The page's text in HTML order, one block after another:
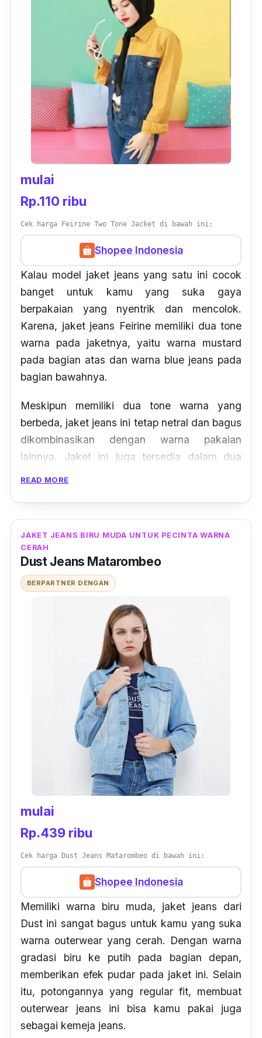
mulai
Rp.110 ribu
Cek harga Feirine Two Tone Jacket di bawah ini:
Shopee Indonesia
Kalau model jaket jeans yang satu ini cocok
banget untuk kamu yang suka gaya
berpakaian yang nyentrik dan mencolok.
Karena, jaket jeans Feirine memiliki dua tone
warna pada jaketnya, yaitu warna mustard
pada bagian atas dan warna blue jeans pada
bagian bawahnya.
Meskipun memiliki dua tone warna yang
berbeda, jaket jeans ini tetap netral dan bagus
dikombinasikan dengan warna pakaian
lainnya. Jaket ini juga tersedia dalam dua
READ MORE
JAKET JEANS BIRU MUDA UNTUK PECINTA WARNA
CERAH
Dust Jeans Matarombeo
BERPARTNER DENGAN
mulai
Rp.439 ribu
Cek harga Dust Jeans Matarombeo di bawah ini:
Shopee Indonesia
Memiliki warna biru muda, jaket jeans dari
Dust ini sangat bagus untuk kamu yang suka
warna outerwear yang cerah. Dengan warna
gradasi biru ke putih pada bagian depan,
memberikan efek pudar pada jaket ini. Selain
itu, potongannya yang regular fit, membuat
outerwear jeans ini bisa kamu pakai juga
sebagai kemeja jeans.